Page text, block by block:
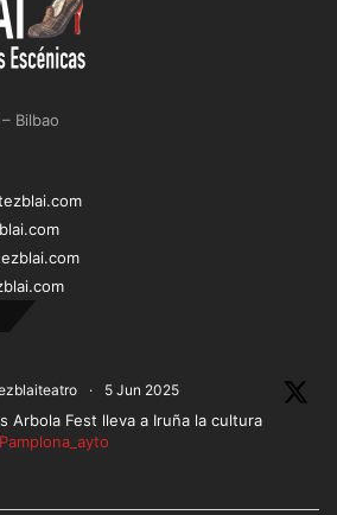
Bilbao
· 5 Jun 2025
Arbola Fest lleva a Iruña la cultura